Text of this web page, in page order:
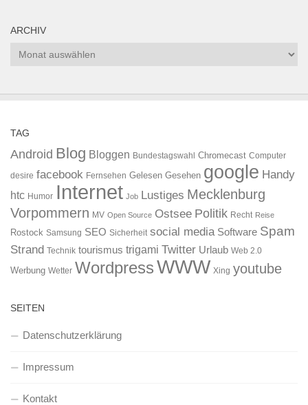
ARCHIV
Archiv
TAG
Android Blog Bloggen Bundestagswahl Chromecast Computer
desire facebook Fernsehen Gelesen Gesehen google Handy
htc Humor Internet Job Lustiges Mecklenburg
Vorpommern MV Open Source Ostsee Politik Recht Reise
Rostock Samsung SEO Sicherheit social media Software Spam
Strand Technik tourismus trigami Twitter Urlaub Web 2.0
Werbung Wetter WordpressWWW Xing youtube
SEITEN
Datenschutzerklärung
Impressum
Kontakt